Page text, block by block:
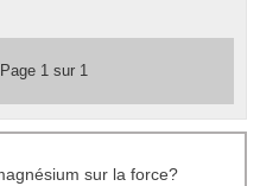
1 sur 1
sur la force?